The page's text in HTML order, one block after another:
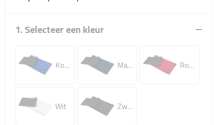
Autotassen
Toilettassen
Rugzakken
Rugzakken
Laptop rugzakken
1. Selecteer een kleur
Koningsblauw Marineblauw Rood
Wit Zwart